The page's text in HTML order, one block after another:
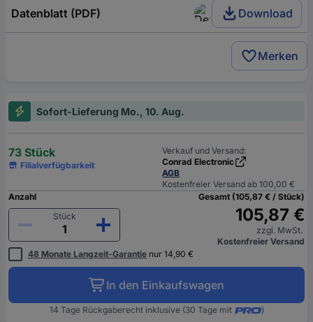
Datenblatt (PDF) Download
Merken
Sofort-Lieferung Mo., 10. Aug.
73 Stück
Filialverfügbarkeit
Verkauf und Versand:
Conrad Electronic
AGB
Kostenfreier Versand ab 100,00 €
Anzahl
Stück
Gesamt (105,87 € / Stück)
105,87 €
zzgl. MwSt.
Kostenfreier Versand
48 Monate Langzeit-Garantie nur 14,90 €
In den Einkaufswagen
14 Tage Rückgaberecht inklusive (30 Tage mit )